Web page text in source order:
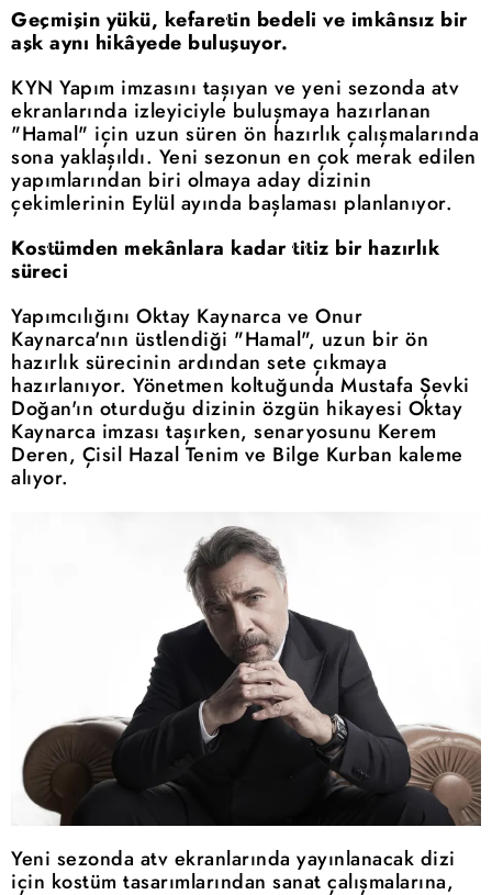
Geçmişin yükü, kefaretin bedeli ve imkânsız bir
aşk aynı hikâyede buluşuyor.
KYN Yapım imzasını taşıyan ve yeni sezonda atv
ekranlarında izleyiciyle buluşmaya hazırlanan
"Hamal" için uzun süren ön hazırlık çalışmalarında
sona yaklaşıldı. Yeni sezonun en çok merak edilen
yapımlarından biri olmaya aday dizinin
çekimlerinin Eylül ayında başlaması planlanıyor.
Kostümden mekânlara kadar titiz bir hazırlık
süreci
Yapımcılığını Oktay Kaynarca ve Onur
Kaynarca'nın üstlendiği "Hamal", uzun bir ön
hazırlık sürecinin ardından sete çıkmaya
hazırlanıyor. Yönetmen koltuğunda Mustafa Şevki
Doğan'ın oturduğu dizinin özgün hikayesi Oktay
Kaynarca imzası taşırken, senaryosunu Kerem
Deren, Çisil Hazal Tenim ve Bilge Kurban kaleme
alıyor.
Yeni sezonda atv ekranlarında yayınlanacak dizi
için kostüm tasarımlarından sanat çalışmalarına,